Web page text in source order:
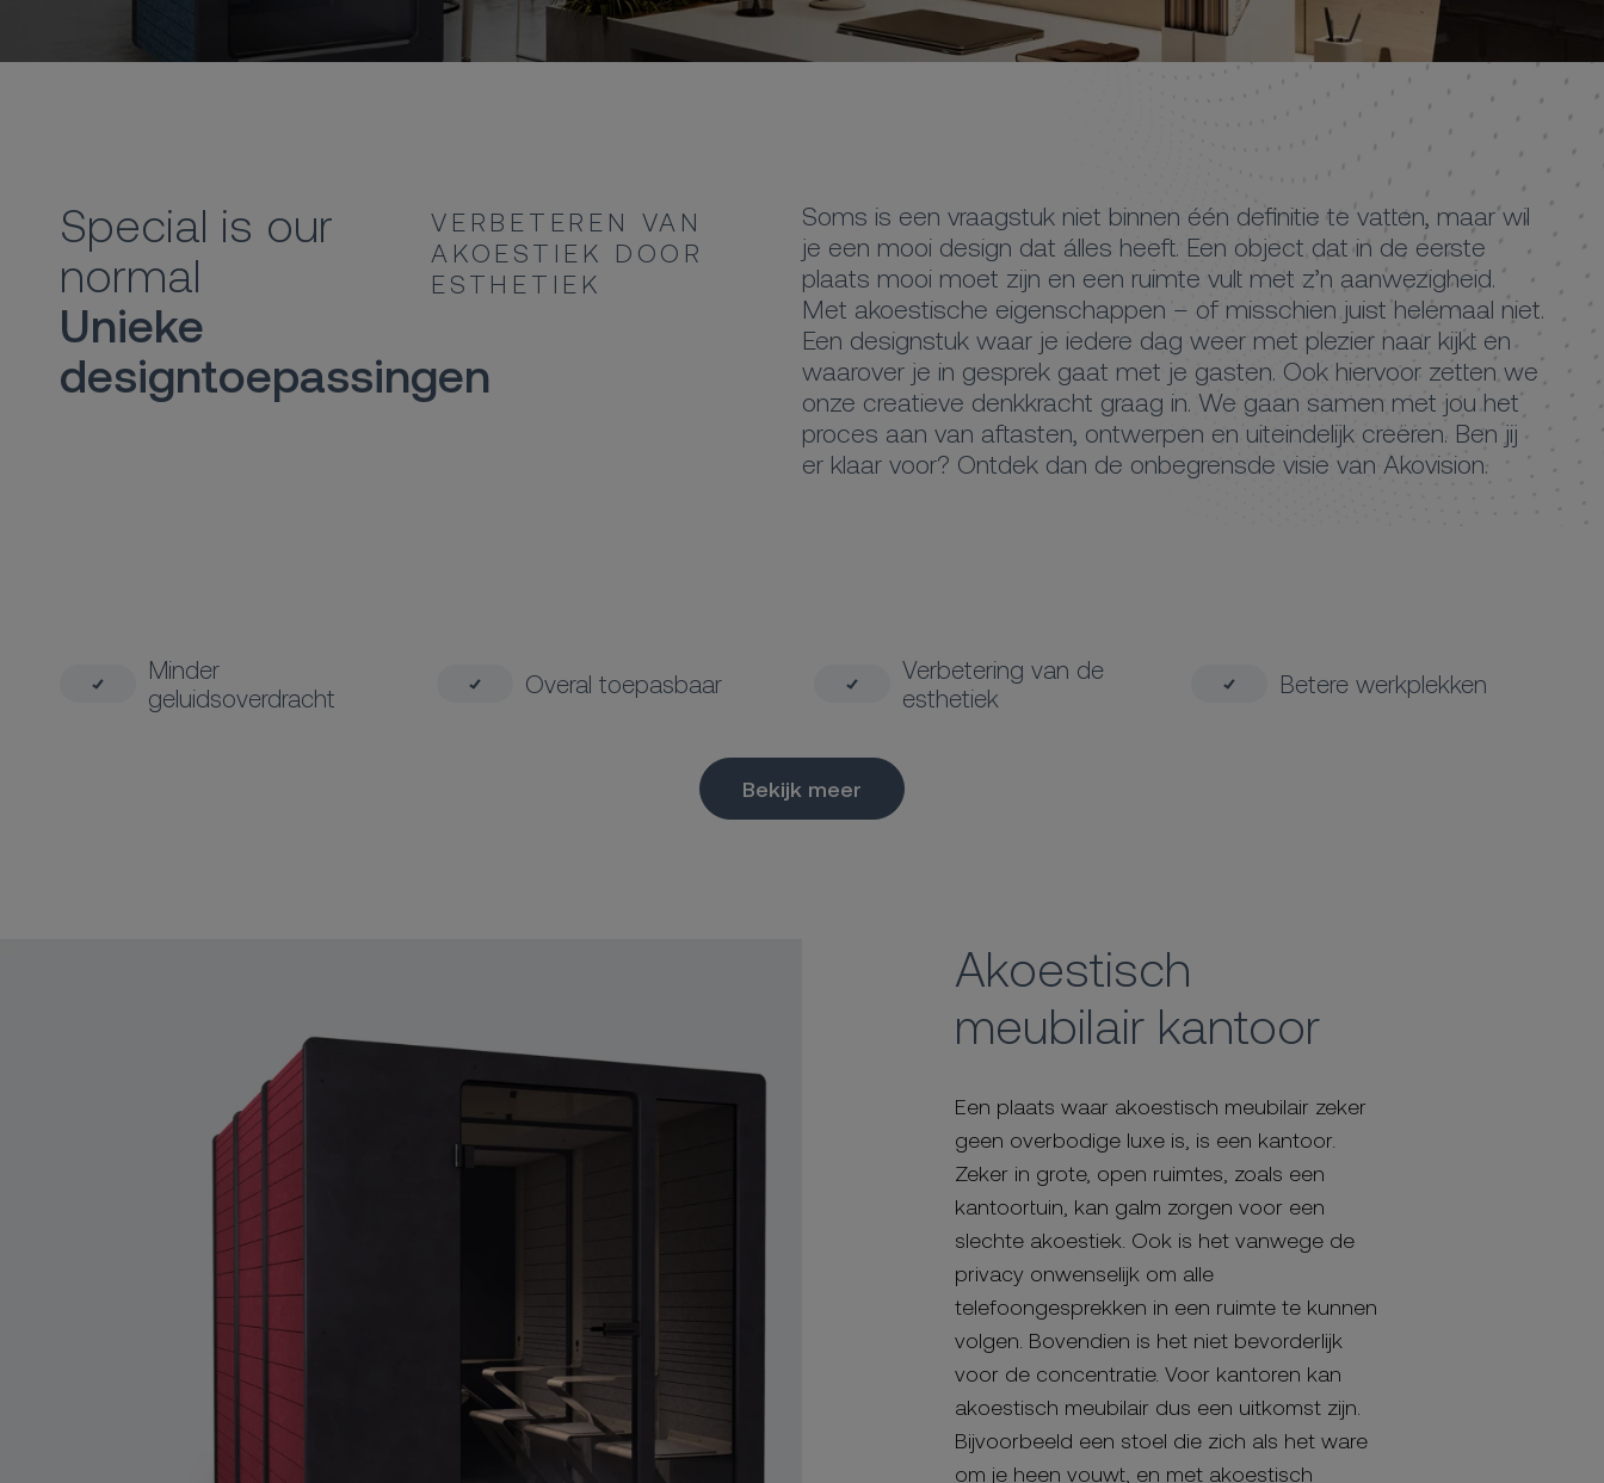
Special is our
normal
Unieke
designtoepassingen
VERBETEREN VAN
AKOESTIEK DOOR
ESTHETIEK
Soms is een vraagstuk niet binnen één definitie te vatten, maar wil
je een mooi design dat álles heeft. Een object dat in de eerste
plaats mooi moet zijn en een ruimte vult met z’n aanwezigheid.
Met akoestische eigenschappen – of misschien juist helemaal niet.
Een designstuk waar je iedere dag weer met plezier naar kijkt en
waarover je in gesprek gaat met je gasten. Ook hiervoor zetten we
onze creatieve denkkracht graag in. We gaan samen met jou het
proces aan van aftasten, ontwerpen en uiteindelijk creëren. Ben jij
er klaar voor? Ontdek dan de onbegrensde visie van Akovision.
Minder
geluidsoverdracht
Overal toepasbaar
Verbetering van de
esthetiek
Betere werkplekken
Bekijk meer
Akoestisch
meubilair kantoor
Een plaats waar akoestisch meubilair zeker
geen overbodige luxe is, is een kantoor.
Zeker in grote, open ruimtes, zoals een
kantoortuin, kan galm zorgen voor een
slechte akoestiek. Ook is het vanwege de
privacy onwenselijk om alle
telefoongesprekken in een ruimte te kunnen
volgen. Bovendien is het niet bevorderlijk
voor de concentratie. Voor kantoren kan
akoestisch meubilair dus een uitkomst zijn.
Bijvoorbeeld een stoel die zich als het ware
om je heen vouwt, en met akoestisch